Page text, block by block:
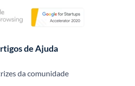
de Ajuda
da comunidade